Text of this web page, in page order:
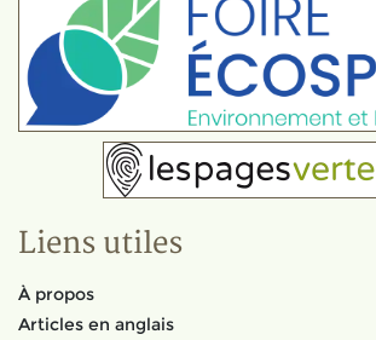
Liens utiles
À propos
Articles en anglais